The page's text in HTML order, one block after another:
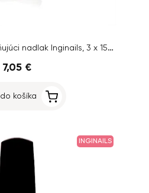
Nail Hardener - spevňujúci nadlak Inginails, 3 x 15ml
7,05 €
košíka
INGINAILS